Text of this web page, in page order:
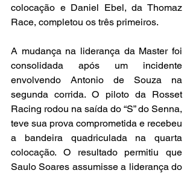
colocação e Daniel Ebel, da Thomaz
Race, completou os três primeiros.
A mudança na liderança da Master foi
consolidada após um incidente
envolvendo Antonio de Souza na
segunda corrida. O piloto da Rosset
Racing rodou na saída do “S” do Senna,
teve sua prova comprometida e recebeu
a bandeira quadriculada na quarta
colocação. O resultado permitiu que
Saulo Soares assumisse a liderança do